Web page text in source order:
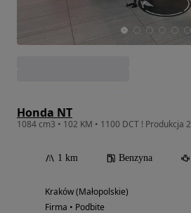
Honda NT
1084 cm3 • 102 KM • 1100 DCT ! Produkcja
1 km Benzyna
Kraków (Małopolskie)
Firma • Podbite